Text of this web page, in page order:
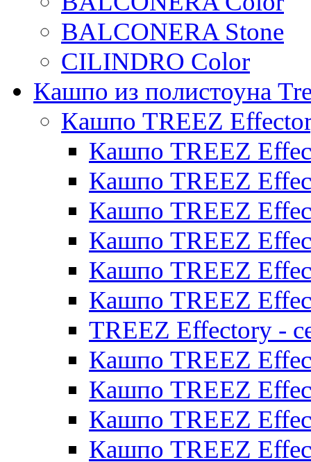
BALCONERA Stone
CILINDRO Color
Кашпо из полистоуна
Кашпо TREEZ
Кашпо TREEZ
Кашпо TREEZ
Кашпо TREEZ
Кашпо TREEZ
Кашпо TREEZ
Кашпо TREEZ
TREEZ Effectory -
Кашпо TREEZ
Кашпо TREEZ
Кашпо TREEZ
Кашпо TREEZ